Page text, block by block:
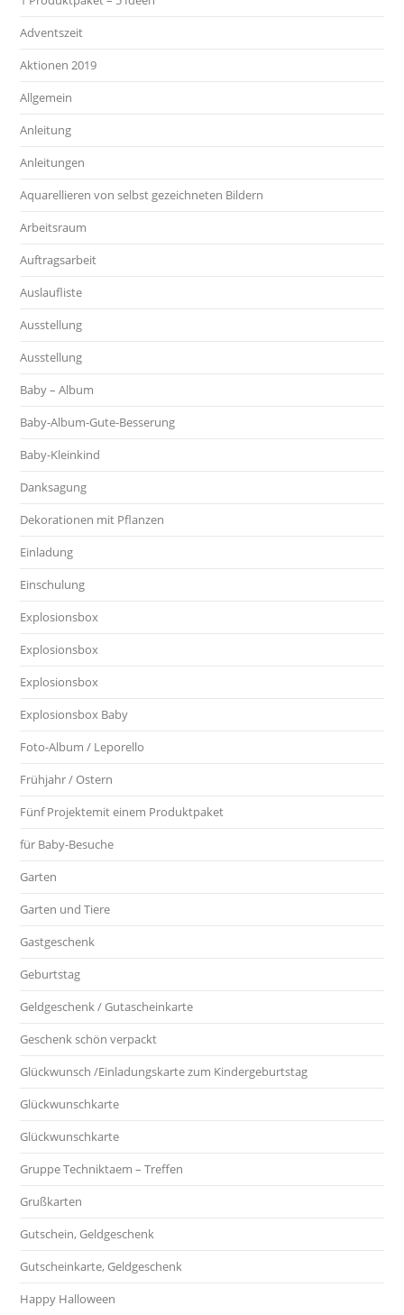
Adventszeit
Aktionen 2019
Allgemein
Anleitung
Anleitungen
Aquarellieren von selbst gezeichneten Bildern
Arbeitsraum
Auftragsarbeit
Auslaufliste
Ausstellung
Ausstellung
Baby – Album
Baby-Album-Gute-Besserung
Baby-Kleinkind
Danksagung
Dekorationen mit Pflanzen
Einladung
Einschulung
Explosionsbox
Explosionsbox
Explosionsbox
Explosionsbox Baby
Foto-Album / Leporello
Frühjahr / Ostern
Fünf Projektemit einem Produktpaket
für Baby-Besuche
Garten
Garten und Tiere
Gastgeschenk
Geburtstag
Geldgeschenk / Gutascheinkarte
Geschenk schön verpackt
Glückwunsch /Einladungskarte zum Kindergeburtstag
Glückwunschkarte
Glückwunschkarte
Gruppe Techniktaem – Treffen
Grußkarten
Gutschein, Geldgeschenk
Gutscheinkarte, Geldgeschenk
Happy Halloween